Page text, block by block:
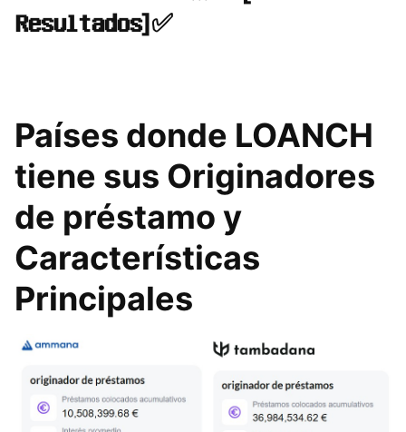
𝗥𝗲𝘀𝘂𝗹𝘁𝗮𝗱𝗼𝘀]✅
Países donde LOANCH
tiene sus Originadores
de préstamo y
Características
Principales